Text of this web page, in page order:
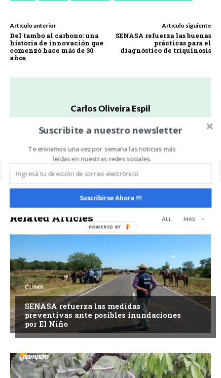
Artículo anterior
Del tambo al carbono: una
historia de innovación que
comenzó hace más de 30
años
Artículo siguiente
SENASA refuerza las buenas
prácticas para el
diagnóstico de triquinosis
Carlos Oliveira Espil
Related Articles ALL MÁS
CLIMA
SENASA refuerza las medidas
preventivas ante posibles inundaciones
por El Niño
Suscribite a nuestro newsletter
Te enviamos una vez por semana las noticias más
leídas en nuestras redes sociales.
Suscribirse Ahora !!!